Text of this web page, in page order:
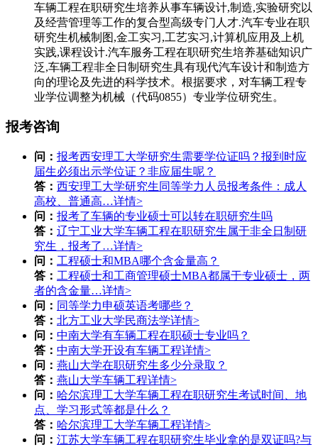
车辆工程在职研究生培养从事车辆设计,制造,实验研究以
及经营管理等工作的复合型高级专门人才.汽车专业在职
研究生机械制图,金工实习,工艺实习,计算机应用及上机
实践,课程设计.汽车服务工程在职研究生培养基础知识广
泛,车辆工程非全日制研究生具有现代汽车设计和制造方
向的理论及先进的科学技术。根据要求，对车辆工程专
业学位调整为机械（代码0855）专业学位研究生。
报考咨询
问： 报考西安理工大学研究生需要学位证吗？报到时应
届生必须出示学位证？非应届生呢？
答： 西安理工大学研究生同等学力人员报考条件：成人
高校、普通高…详情>
问： 报考了车辆的专业硕士可以转在职研究生吗
答： 辽宁工业大学车辆工程在职研究生属于非全日制研
究生，报考了…详情>
问： 工程硕士和MBA哪个含金量高？
答： 工程硕士和工商管理硕士MBA都属于专业硕士，两
者的含金量…详情>
问： 同等学力申硕英语考哪些？
答： 北方工业大学民商法学详情>
问： 中南大学有车辆工程在职硕士专业吗？
答： 中南大学开设有车辆工程详情>
问： 燕山大学在职研究生多少分录取？
答： 燕山大学车辆工程详情>
问： 哈尔滨理工大学车辆工程在职研究生考试时间、地
点、学习形式等都是什么？
答： 哈尔滨理工大学车辆工程详情>
问： 江苏大学车辆工程在职研究生毕业拿的是双证吗?与